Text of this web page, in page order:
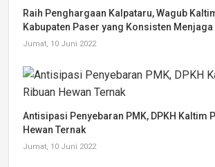
Raih Penghargaan Kalpataru, Wagub
Kabupaten Paser yang Konsisten Menjaga
Jumat, 10 Juni 2022
Antisipasi Penyebaran PMK, DPKH Kaltim
Hewan Ternak
Jumat, 10 Juni 2022